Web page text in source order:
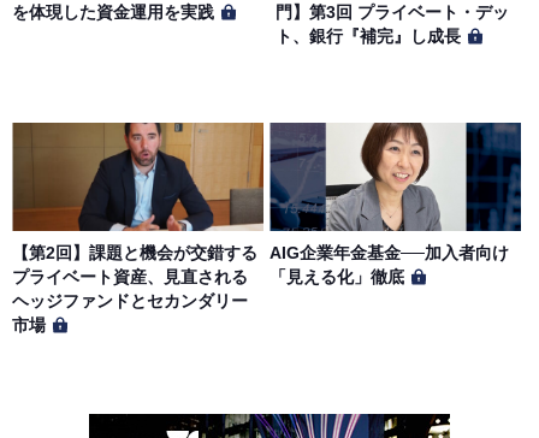
を体現した資金運用を実践
門】第3回 プライベート・デッ
ト、銀行『補完』し成長
【第2回】課題と機会が交錯する
プライベート資産、見直される
ヘッジファンドとセカンダリー
市場
AIG企業年金基金──加入者向け
「見える化」徹底